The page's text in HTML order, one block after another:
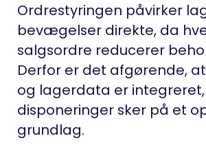
Ordrestyringen påvirker
bevægelser direkte, da
salgsordre reducerer
Derfor er det afgørende,
og lagerdata er integreret,
disponeringer sker på et
grundlag.